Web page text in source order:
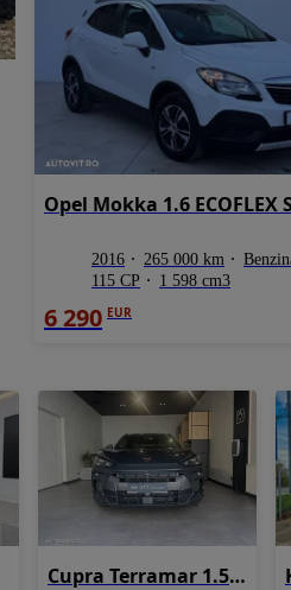
2016 265 000 km
115 CP
1 598 cm3
6 290 EUR
Cupra Terramar 1.5 e-TSI DSG7 MHEV